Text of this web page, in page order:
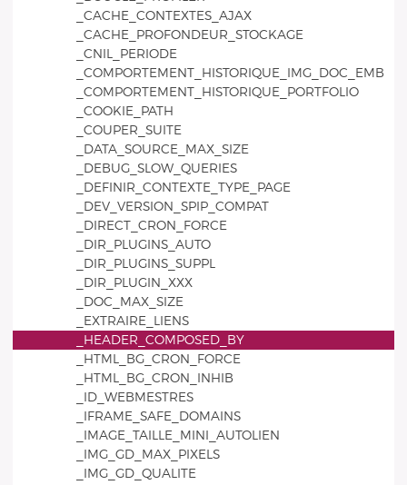
_CACHE_CONTEXTES_AJAX
_CACHE_PROFONDEUR_STOCKAGE
_CNIL_PERIODE
_COMPORTEMENT_HISTORIQUE_IMG_DOC_EMB
_COMPORTEMENT_HISTORIQUE_PORTFOLIO
_COOKIE_PATH
_COUPER_SUITE
_DATA_SOURCE_MAX_SIZE
_DEBUG_SLOW_QUERIES
_DEFINIR_CONTEXTE_TYPE_PAGE
_DEV_VERSION_SPIP_COMPAT
_DIRECT_CRON_FORCE
_DIR_PLUGINS_AUTO
_DIR_PLUGINS_SUPPL
_DIR_PLUGIN_XXX
_DOC_MAX_SIZE
_EXTRAIRE_LIENS
_HEADER_COMPOSED_BY
_HTML_BG_CRON_FORCE
_HTML_BG_CRON_INHIB
_ID_WEBMESTRES
_IFRAME_SAFE_DOMAINS
_IMAGE_TAILLE_MINI_AUTOLIEN
_IMG_GD_MAX_PIXELS
_IMG_GD_QUALITE